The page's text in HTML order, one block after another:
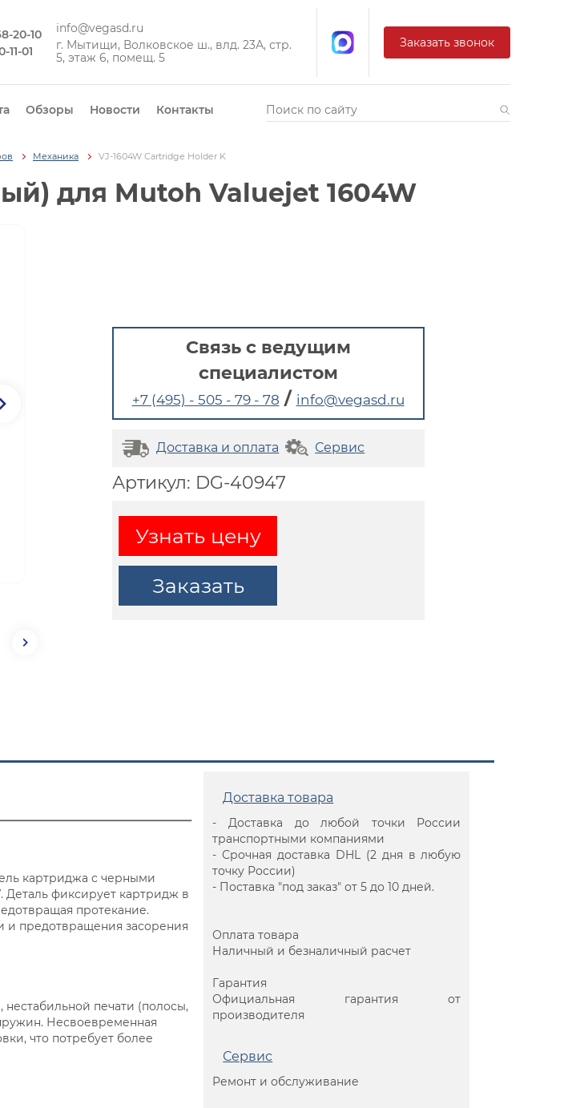
20-10
11-01
info@vegasd.ru
г. Мытищи, Волковское ш., влд. 23А, стр.
5, этаж 6, помещ. 5
Заказать звонок
Обзоры Новости Контакты
Механика VJ-1604W Cartridge Holder K
для Mutoh Valuejet 1604W
Связь с ведущим
специалистом
+7 (495) - 505 - 79 - 78 / info@vegasd.ru
Доставка и оплата Сервис
Артикул: DG-40947
Узнать цену
Заказать
картриджа с черными
фиксирует картридж в
протекание.
и предотвращения засорения
печати (полосы,
Несвоевременная
что потребует более
Доставка товара
- Доставка до любой точки России
транспортными компаниями
- Срочная доставка DHL (2 дня в любую
точку России)
- Поставка "под заказ" от 5 до 10 дней.
Оплата товара
Наличный и безналичный расчет
Гарантия
Официальная гарантия от
производителя
Сервис
Ремонт и обслуживание